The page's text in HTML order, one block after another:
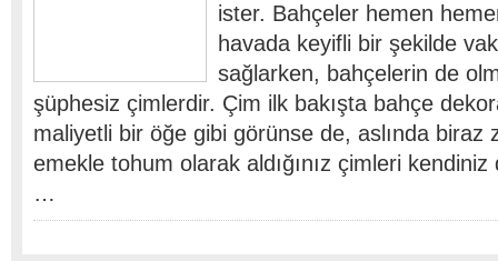
ister. Bahçeler hemen
havada keyifli bir şekilde
sağlarken, bahçelerin de
şüphesiz çimlerdir. Çim ilk bakışta bahçe
maliyetli bir öğe gibi görünse de, aslında biraz
emekle tohum olarak aldığınız çimleri
…